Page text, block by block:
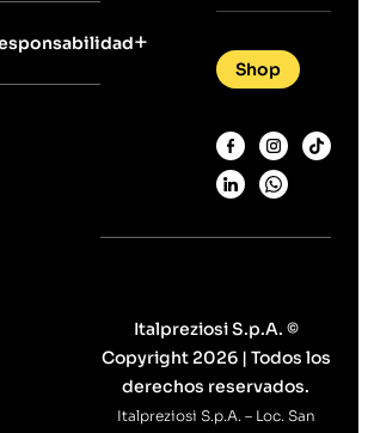
Shop
Italpreziosi S.p.A. ©
Copyright 2026 | Todos los
derechos reservados.
Italpreziosi S.p.A. – Loc. San